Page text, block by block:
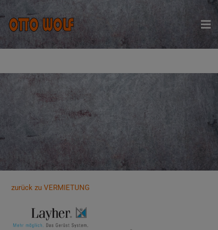
zurück zu VERMIETUNG